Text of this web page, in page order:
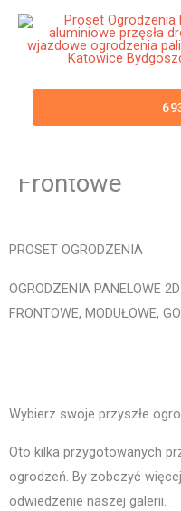
Przejdź
Ogrodzenia
Wjazdowe
Aluminiowe
Panelowe
Frontowe
PROSET OGRODZENIA
OGRODZENIA PANELOWE
FRONTOWE, MODUŁOWE,
Wybierz swoje przyszłe
Oto kilka przygotowanych
ogrodzeń. By zobczyć
odwiedzenie naszej galerii.